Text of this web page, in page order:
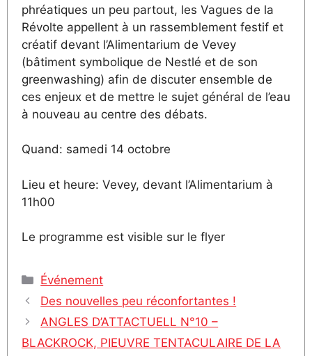
phréatiques un peu partout, les Vagues de la
Révolte appellent à un rassemblement festif et
créatif devant l’Alimentarium de Vevey
(bâtiment symbolique de Nestlé et de son
greenwashing) afin de discuter ensemble de
ces enjeux et de mettre le sujet général de l’eau
à nouveau au centre des débats.
Quand: samedi 14 octobre
Lieu et heure: Vevey, devant l’Alimentarium à
11h00
Le programme est visible sur le flyer
Catégories
Événement
Des nouvelles peu réconfortantes !
ANGLES D’ATTACTUELL N°10 –
BLACKROCK, PIEUVRE TENTACULAIRE DE LA